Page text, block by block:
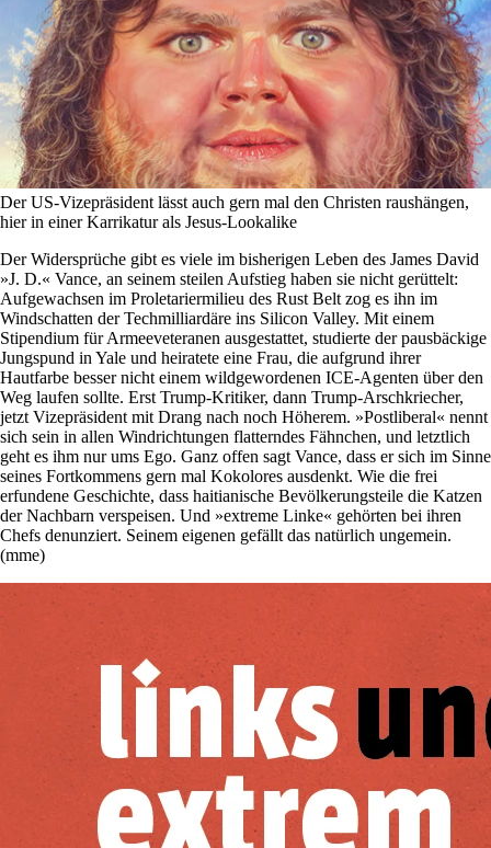
Der US-Vizepräsident lässt auch gern mal den Christen raushängen,
hier in einer Karrikatur als Jesus-Lookalike
Der Widersprüche gibt es viele im bisherigen Leben des James David
»J. D.« Vance, an seinem steilen Aufstieg haben sie nicht gerüttelt:
Aufgewachsen im Proletariermilieu des Rust Belt zog es ihn im
Windschatten der Techmilliardäre ins Silicon Valley. Mit einem
Stipendium für Armeeveteranen ausgestattet, studierte der pausbäckige
Jungspund in Yale und heiratete eine Frau, die aufgrund ihrer
Hautfarbe besser nicht einem wildgewordenen ICE-Agenten über den
Weg laufen sollte. Erst Trump-Kritiker, dann Trump-Arschkriecher,
jetzt Vizepräsident mit Drang nach noch Höherem. »Postliberal« nennt
sich sein in allen Windrichtungen flatterndes Fähnchen, und letztlich
geht es ihm nur ums Ego. Ganz offen sagt Vance, dass er sich im Sinne
seines Fortkommens gern mal Kokolores ausdenkt. Wie die frei
erfundene Geschichte, dass haitianische Bevölkerungsteile die Katzen
der Nachbarn verspeisen. Und »extreme Linke« gehörten bei ihren
Chefs denunziert. Seinem eigenen gefällt das natürlich ungemein.
(mme)